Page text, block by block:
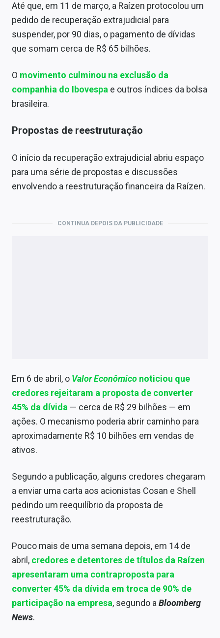
Até que, em 11 de março, a Raízen protocolou um
pedido de recuperação extrajudicial para
suspender, por 90 dias, o pagamento de dívidas
que somam cerca de R$ 65 bilhões.
O movimento culminou na exclusão da
companhia do Ibovespa e outros índices da bolsa
brasileira.
Propostas de reestruturação
O início da recuperação extrajudicial abriu espaço
para uma série de propostas e discussões
envolvendo a reestruturação financeira da Raízen.
CONTINUA DEPOIS DA PUBLICIDADE
Em 6 de abril, o Valor Econômico noticiou que
credores rejeitaram a proposta de converter
45% da dívida — cerca de R$ 29 bilhões — em
ações. O mecanismo poderia abrir caminho para
aproximadamente R$ 10 bilhões em vendas de
ativos.
Segundo a publicação, alguns credores chegaram
a enviar uma carta aos acionistas Cosan e Shell
pedindo um reequilíbrio da proposta de
reestruturação.
Pouco mais de uma semana depois, em 14 de
abril, credores e detentores de títulos da Raízen
apresentaram uma contraproposta para
converter 45% da dívida em troca de 90% de
participação na empresa, segundo aBloomberg
News.